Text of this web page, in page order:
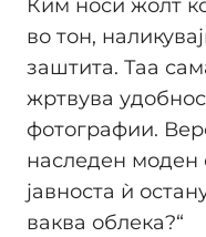
Ким носи жолт
во тон,
заштита. Таа
жртвува
фотографии.
наследен моден
јавноста ѝ
ваква облека?“